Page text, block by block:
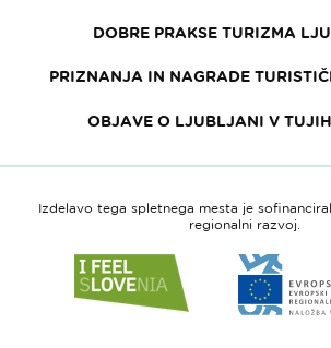
DOBRE PRAKSE TURIZMA
PRIZNANJA IN NAGRADE
OBJAVE O LJUBLJANI V
Izdelavo tega spletnega mesta je
regionalni razvoj.
do
spletne